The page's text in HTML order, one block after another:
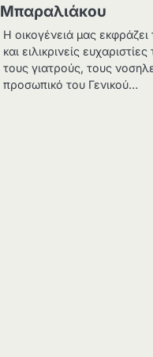
Μπαραλιάκου
Η οικογένειά μας εκφράζει
και ειλικρινείς
τους γιατρούς, τους
προσωπικό του Γενικού…